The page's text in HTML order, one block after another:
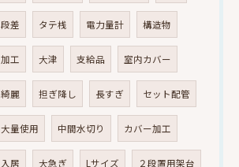
段差 タテ桟 電力量計 構造物
加工 大津 支給品 室内カバー
綺麗 担ぎ降し 長すぎ セット配管
大量使用 中間水切り カバー加工
入居 大急ぎ Lサイズ ２段置用架台